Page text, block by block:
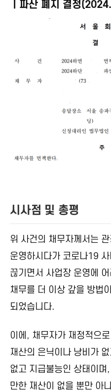
ㅣ파산 폐지 결정
시사점 및 총평
위 사건의 채무자께서는
운영하시다가 코로나19
끊기면서 사업장 운영에
채무를 더 이상 갚을 방법
되었습니다.
이에, 채무자가 재정적으
재산의 은닉이나 낭비가
없고 지급불능인 상태이
만한 재산이 없을 뿐만 아